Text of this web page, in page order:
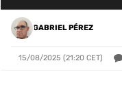
GABRIEL PÉREZ
15/08/2025 (21:20 CET)